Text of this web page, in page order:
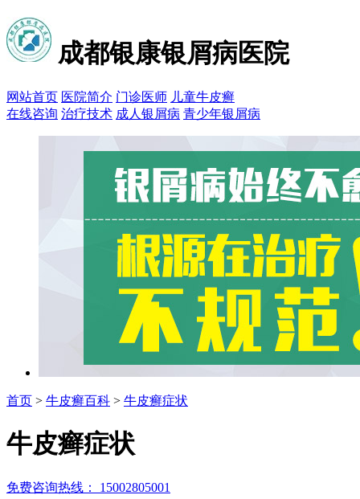
成都银康银屑病医院
网站首页 医院简介 门诊医师 儿童牛皮癣
在线咨询 治疗技术 成人银屑病 青少年银屑病
首页 > 牛皮癣百科 > 牛皮癣症状
牛皮癣症状
免费咨询热线： 15002805001